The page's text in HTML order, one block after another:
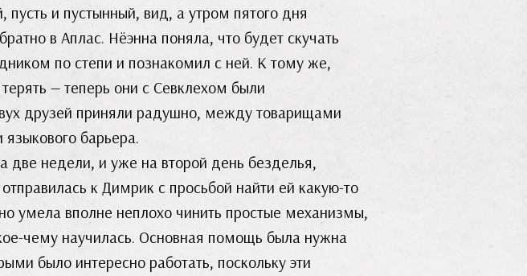
и пустынный, вид, а утром пятого дня
в Аплас. Нёэнна поняла, что будет скучать
по степи и познакомил с ней. К тому же,
— теперь они с Севклехом были
друзей приняли радушно, между товарищами
барьера.
две недели, и уже на второй день безделья,
к Димрик с просьбой найти ей какую-то
умела вполне неплохо чинить простые механизмы,
чему научилась. Основная помощь была нужна
было интересно работать, поскольку эти